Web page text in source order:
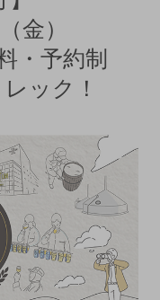
金）
・予約制
ック！